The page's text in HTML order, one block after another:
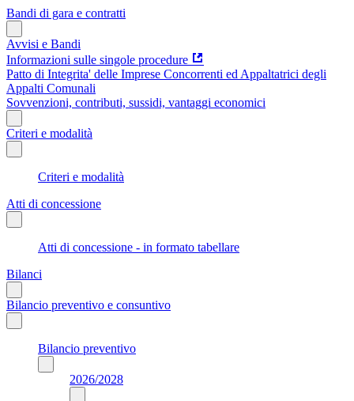
Bandi di gara e contratti
Avvisi e Bandi
Informazioni sulle singole procedure
Patto di Integrita' delle Imprese Concorrenti ed Appaltatrici degli
Appalti Comunali
Sovvenzioni, contributi, sussidi, vantaggi economici
Criteri e modalità
Criteri e modalità
Atti di concessione
Atti di concessione - in formato tabellare
Bilanci
Bilancio preventivo e consuntivo
Bilancio preventivo
2026/2028